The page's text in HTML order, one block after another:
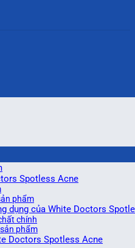
Spotless Acne
phẩm
dụng của White Doctors
chính
phẩm
Doctors Spotless Acne